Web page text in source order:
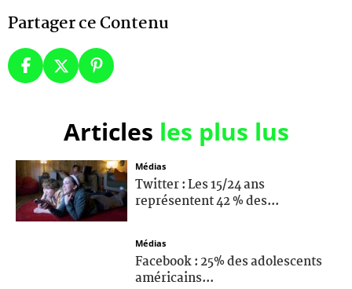
Partager ce Contenu
Articles les plus lus
Médias
Twitter : Les 15/24 ans
représentent 42 % des...
Médias
Facebook : 25% des adolescents
américains...